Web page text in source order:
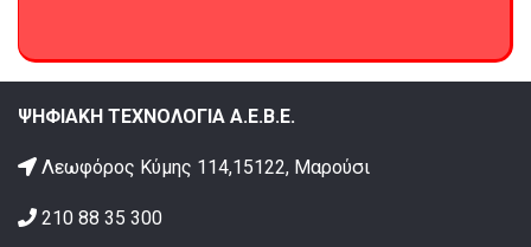
ΨΗΦΙΑΚΗ ΤΕΧΝΟΛΟΓΙΑ Α.Ε.Β.Ε.
Λεωφόρος Κύμης 114,15122, Μαρούσι
210 88 35 300